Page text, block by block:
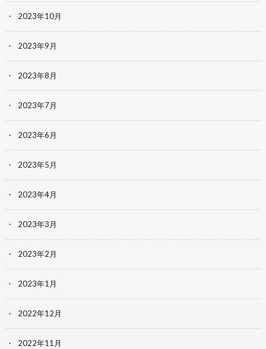
2023年10月
2023年9月
2023年8月
2023年7月
2023年6月
2023年5月
2023年4月
2023年3月
2023年2月
2023年1月
2022年12月
2022年11月